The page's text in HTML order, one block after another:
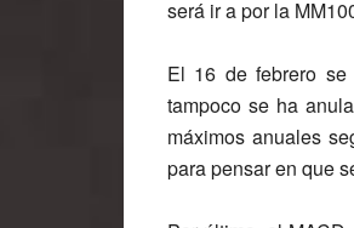
será ir a por la
El 16 de febrero
tampoco se ha
máximos anuales
para pensar en que